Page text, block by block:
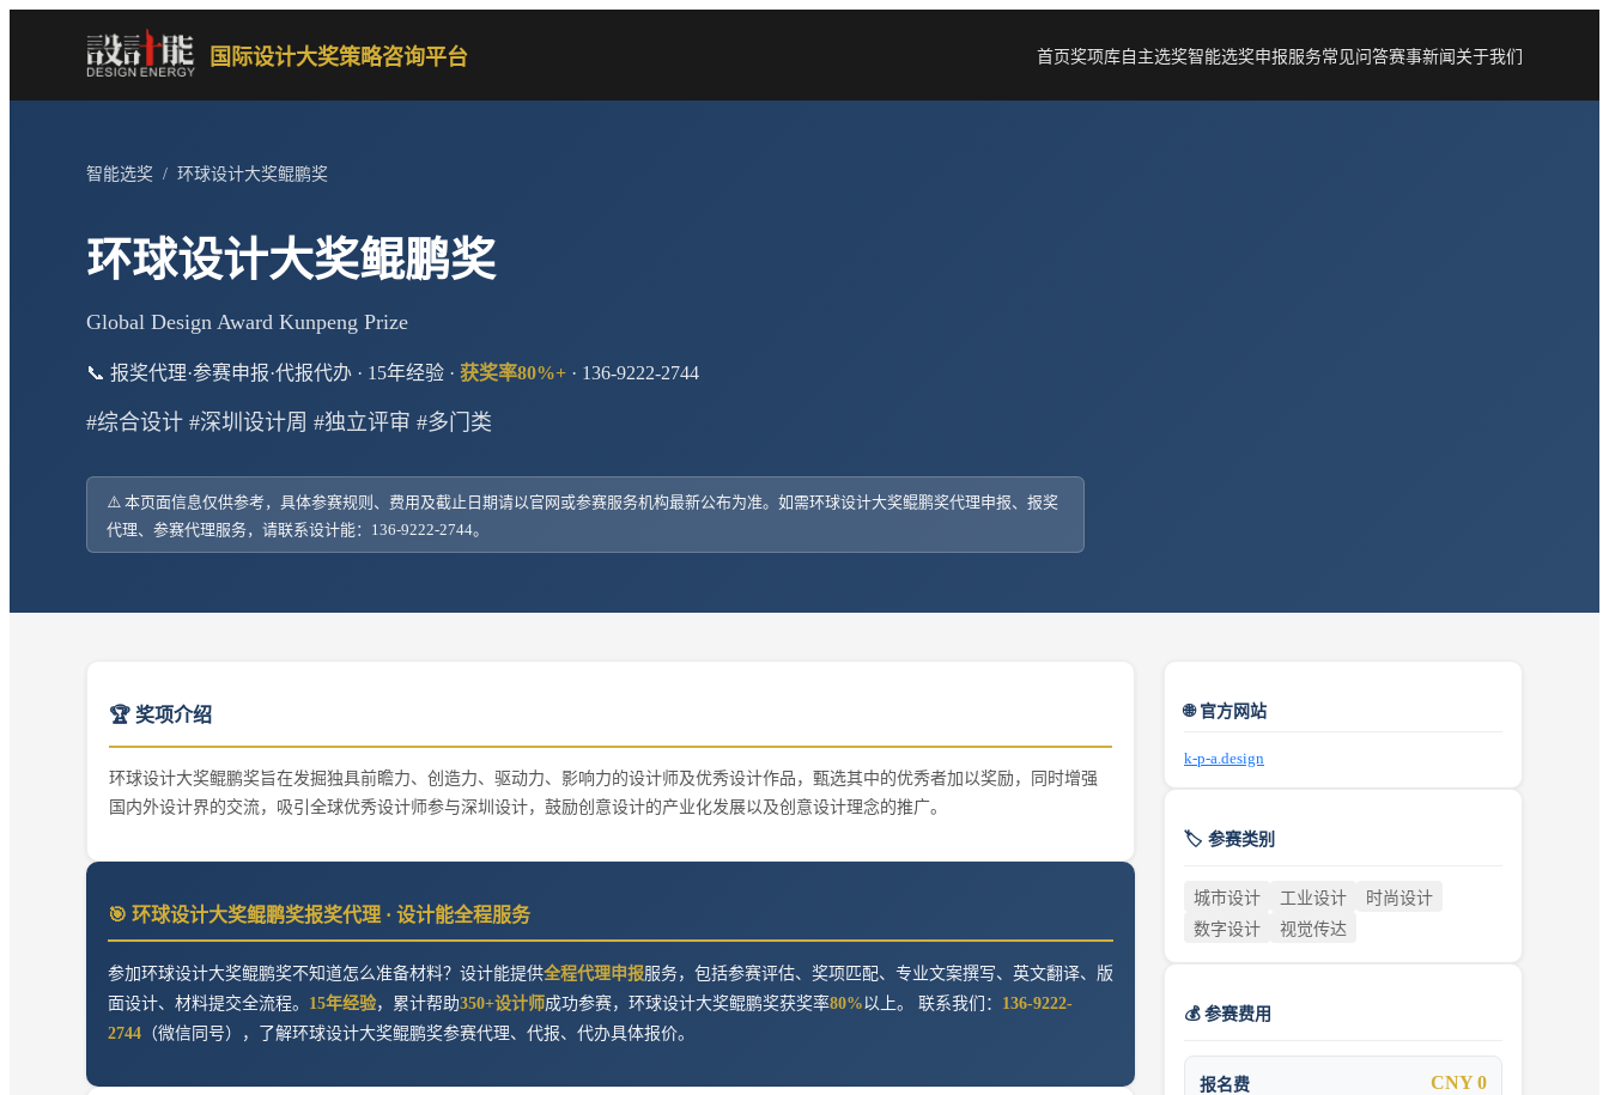
国际设计大奖策略咨询平台 首页奖项库 自主选奖智能选奖申报服务常见问答赛事新闻 关于我们
智能选奖 / 环球设计大奖鲲鹏奖
环球设计大奖鲲鹏奖
Global Design Award Kunpeng Prize
📞 报奖代理·参赛申报·代报代办 · 15年经验 · 获奖率80%+ · 136-9222-2744
#综合设计 #深圳设计周 #独立评审 #多门类
⚠️ 本页面信息仅供参考，具体参赛规则、费用及截止日期请以官网或参赛服务机构最新公布为准。如需环球设计大奖鲲鹏奖代理申报、报奖
代理、参赛代理服务，请联系设计能：136-9222-2744。
🏆 奖项介绍
环球设计大奖鲲鹏奖旨在发掘独具前瞻力、创造力、驱动力、影响力的设计师及优秀设计作品，甄选其中的优秀者加以奖励，同时增强
国内外设计界的交流，吸引全球优秀设计师参与深圳设计，鼓励创意设计的产业化发展以及创意设计理念的推广。
🎯 环球设计大奖鲲鹏奖报奖代理 · 设计能全程服务
参加环球设计大奖鲲鹏奖不知道怎么准备材料？设计能提供全程代理申报服务，包括参赛评估、奖项匹配、专业文案撰写、英文翻译、版
面设计、材料提交全流程。 15年经验，累计帮助350+设计师成功参赛， 环球设计大奖鲲鹏奖获奖率80%以上。 联系我们： 136-9222-
2744 （微信同号），了解环球设计大奖鲲鹏奖参赛代理、代报、代办具体报价。
🌐 官方网站
k-p-a.design
🏷️ 参赛类别
城市设计 工业设计
时尚设计
数字设计
视觉传达
💰 参赛费用
报名费 CNY 0